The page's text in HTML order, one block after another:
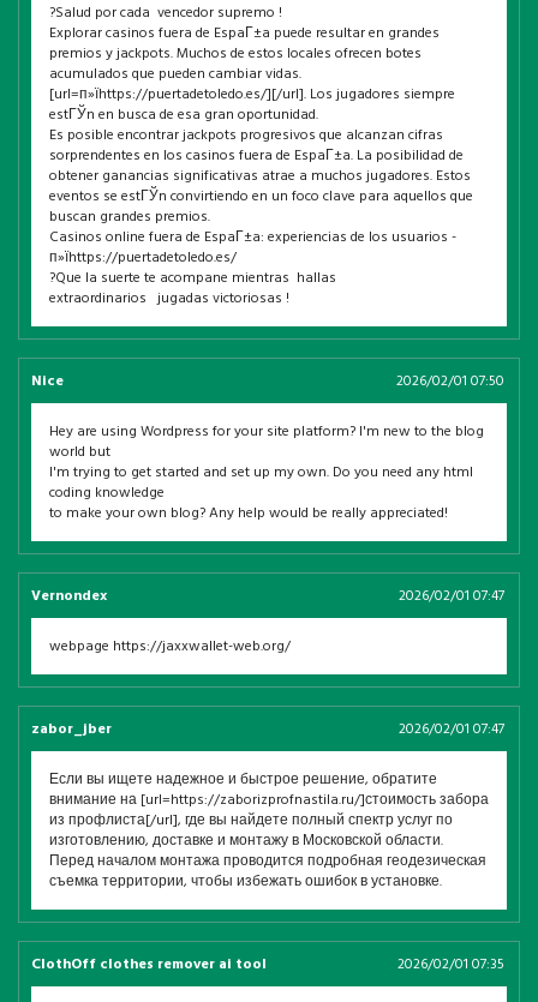
?Salud por cada vencedor supremo !
Explorar casinos fuera de EspaГ±a puede resultar en grandes
premios y jackpots. Muchos de estos locales ofrecen botes
acumulados que pueden cambiar vidas.
[url=п»їhttps://puertadetoledo.es/][/url]. Los jugadores siempre
estГЎn en busca de esa gran oportunidad.
Es posible encontrar jackpots progresivos que alcanzan cifras
sorprendentes en los casinos fuera de EspaГ±a. La posibilidad de
obtener ganancias significativas atrae a muchos jugadores. Estos
eventos se estГЎn convirtiendo en un foco clave para aquellos que
buscan grandes premios.
Casinos online fuera de EspaГ±a: experiencias de los usuarios -
п»їhttps://puertadetoledo.es/
?Que la suerte te acompane mientras hallas
extraordinarios jugadas victoriosas !
Nice 2026/02/01 07:50
Hey are using Wordpress for your site platform? I'm new to the blog
world but
I'm trying to get started and set up my own. Do you need any html
coding knowledge
to make your own blog? Any help would be really appreciated!
Vernondex 2026/02/01 07:47
webpage https://jaxxwallet-web.org/
zabor_jber 2026/02/01 07:47
Если вы ищете надежное и быстрое решение, обратите
внимание на [url=https://zaborizprofnastila.ru/]стоимость забора
из профлиста[/url], где вы найдете полный спектр услуг по
изготовлению, доставке и монтажу в Московской области.
Перед началом монтажа проводится подробная геодезическая
съемка территории, чтобы избежать ошибок в установке.
ClothOff clothes remover ai tool 2026/02/01 07:35